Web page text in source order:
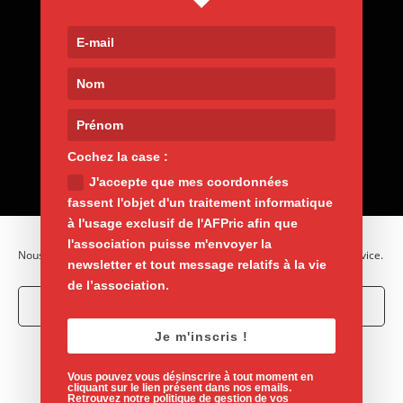
Nous utilisons des cookies pour optimiser notre site web et notre service.
Refuser
Voir les préférences
Contact
9, rue de Nemours 75011 Paris
01 400 30 200
afpric@afpric.org
Mentions légales
Vie privée
Politique de cookies
Cochez la case :
J'accepte que mes coordonnées
fassent l'objet d'un traitement informatique
à l'usage exclusif de l'AFPric afin que
l'association puisse m'envoyer la
newsletter et tout message relatifs à la vie
de l’association.
Je m'inscris !
Vous pouvez vous désinscrire à tout moment en
cliquant sur le lien présent dans nos emails.
Retrouvez notre politique de gestion de vos